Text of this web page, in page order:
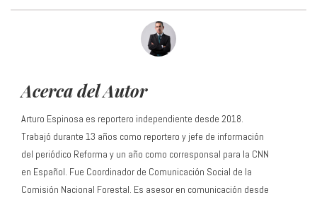
Acerca del Autor
Arturo Espinosa es reportero independiente desde 2018.
Trabajó durante 13 años como reportero y jefe de información
del periódico Reforma y un año como corresponsal para la CNN
en Español. Fue Coordinador de Comunicación Social de la
Comisión Nacional Forestal. Es asesor en comunicación desde